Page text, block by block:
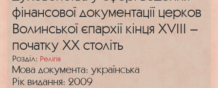
фінансової документації церков
Волинської єпархії кінця ХVІІІ –
початку ХХ століть
Розділ: Релігія
Мова документа: українська
Рік видання: 2009